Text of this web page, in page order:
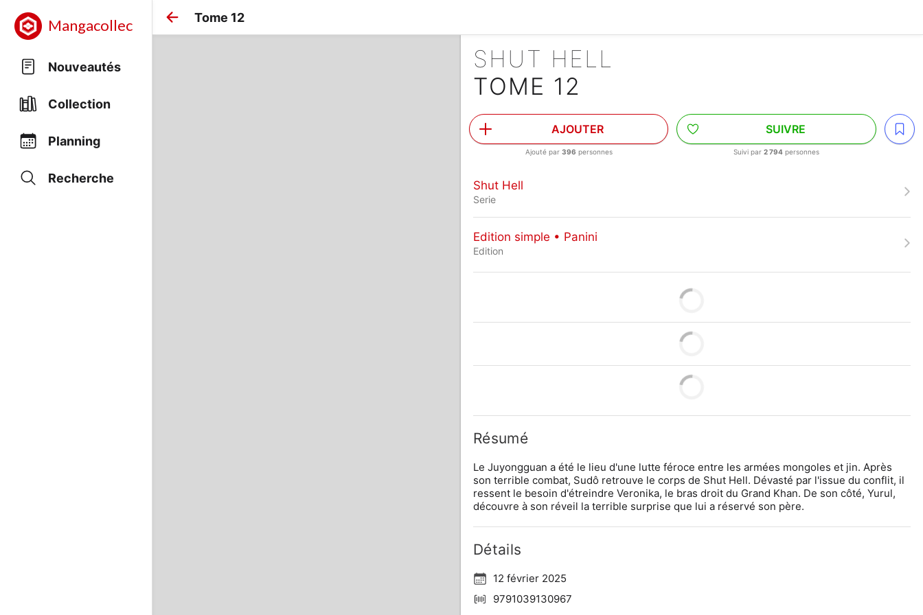
Mangacollec
Nouveautés
Collection
Planning
Recherche
Tome 12
SHUT HELL
TOME 12
AJOUTER
Ajouté par 396 personnes
SUIVRE
Suivi par2 794 personnes
Shut Hell
Serie
Edition simple • Panini
Edition
Résumé
Le Juyongguan a été le lieu d'une lutte féroce entre les armées mongoles et jin. Après
son terrible combat, Sudô retrouve le corps de Shut Hell. Dévasté par l'issue du conflit, il
ressent le besoin d'étreindre Veronika, le bras droit du Grand Khan. De son côté, Yurul,
découvre à son réveil la terrible surprise que lui a réservé son père.
Détails
12 février 2025
9791039130967